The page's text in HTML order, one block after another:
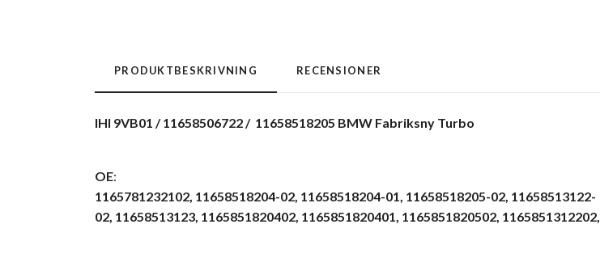
PRODUKTBESKRIVNING RECENSIONER
IHI 9VB01 / 11658506722 / 11658518205 BMW Fabriksny Turbo
OE:
1165781232102, 11658518204-02, 11658518204-01, 11658518205-02, 11658513122-
02, 11658513123, 1165851820402, 1165851820401, 1165851820502, 1165851312202,